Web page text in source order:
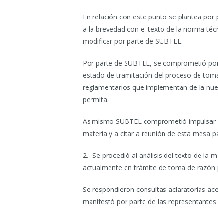
En relación con este punto se plantea
a la brevedad con el texto de la norma
modificar por parte de SUBTEL.
Por parte de SUBTEL, se comprometió
estado de tramitación del proceso de
reglamentarios que implementan de la
permita.
Asimismo SUBTEL comprometió
materia y a citar a reunión de esta mesa
2.- Se procedió al análisis del texto de la
actualmente en trámite de toma de razón
Se respondieron consultas aclaratorias
manifestó por parte de las